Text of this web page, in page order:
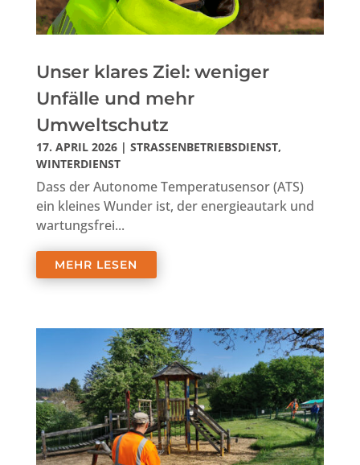
Unser klares Ziel: weniger
Unfälle und mehr
Umweltschutz
17. APRIL 2026| STRASSENBETRIEBSDIENST ,
WINTERDIENST
Dass der Autonome Temperatusensor (ATS)
ein kleines Wunder ist, der energieautark und
wartungsfrei...
MEHR LESEN